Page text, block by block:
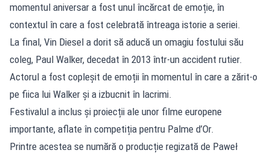
momentul aniversar a fost unul încărcat de emoție, în
contextul în care a fost celebrată întreaga istorie a seriei.
La final, Vin Diesel a dorit să aducă un omagiu fostului său
coleg, Paul Walker, decedat în 2013 într-un accident rutier.
Actorul a fost copleșit de emoții în momentul în care a zărit-o
pe fiica lui Walker și a izbucnit în lacrimi.
Festivalul a inclus și proiecții ale unor filme europene
importante, aflate în competiția pentru Palme d’Or.
Printre acestea se numără o producție regizată de Paweł